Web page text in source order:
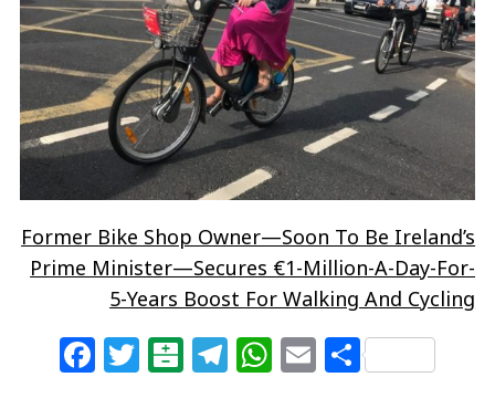
Former Bike Shop Owner—Soon To Be Ireland’s
Prime Minister—Secures €1-Million-A-Day-For-
5-Years Boost For Walking And Cycling
F
a T
w B
al T
el W
h E
m S
h